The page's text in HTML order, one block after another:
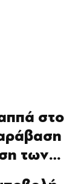
στο
των…